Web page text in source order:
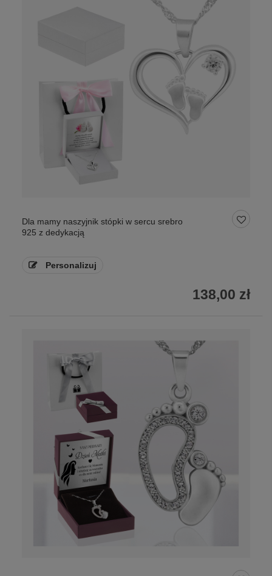
Dla mamy naszyjnik stópki w sercu srebro
925 z dedykacją
Personalizuj
138,00 zł